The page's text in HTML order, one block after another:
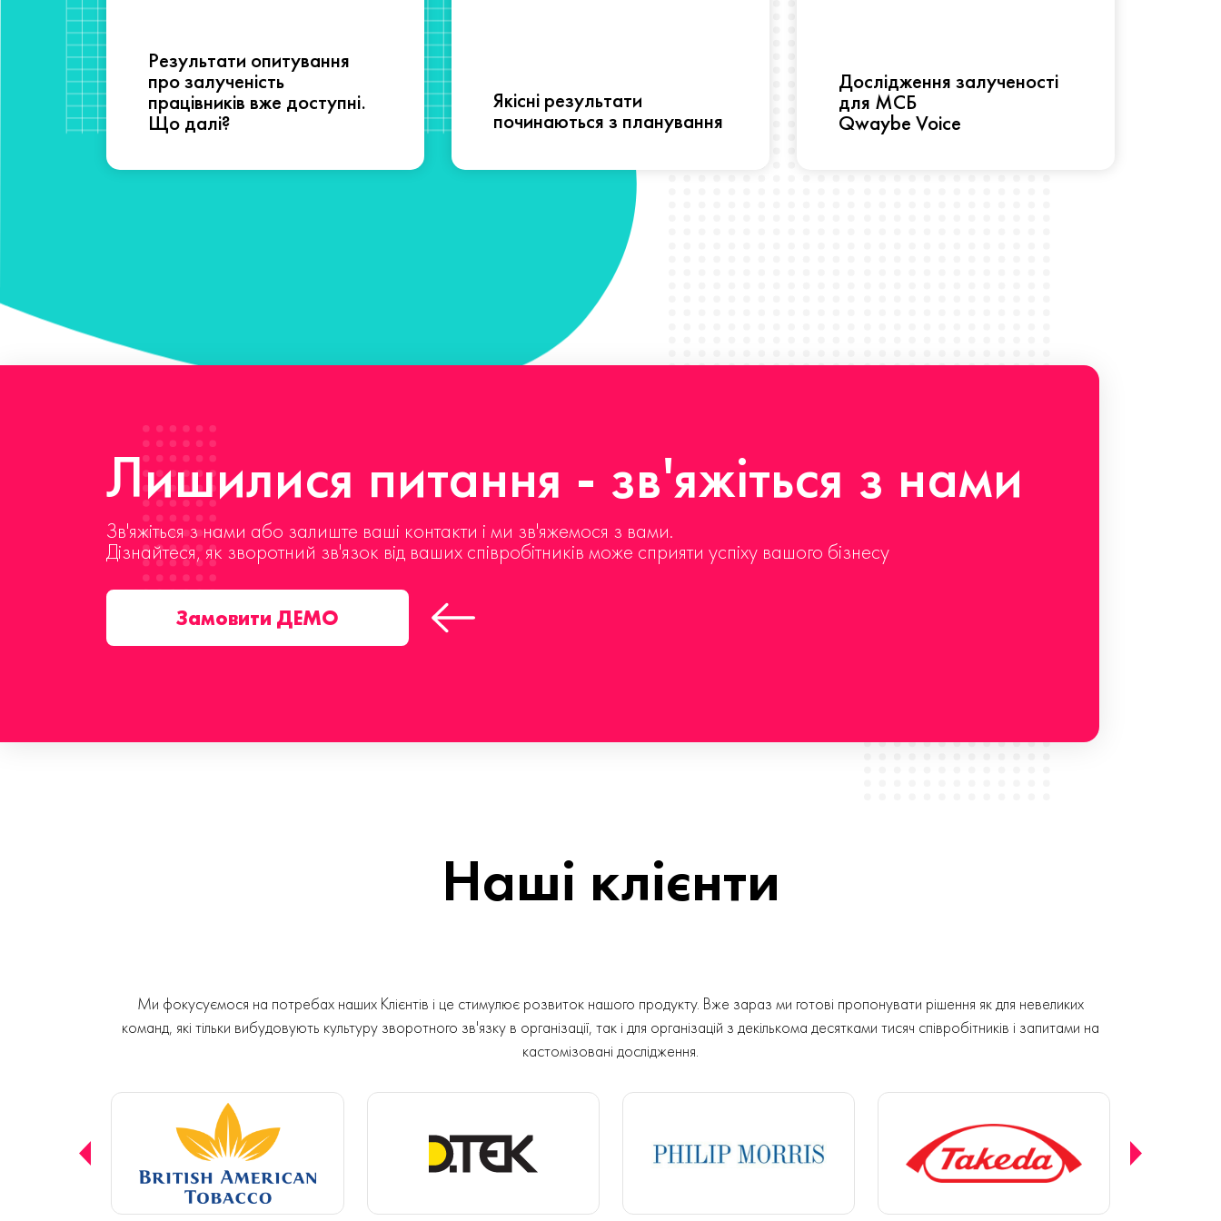
Результати опитування
про залученість
працівників вже доступні.
Що далі?
Якісні результати
починаються з планування
Дослідження залученості
для МСБ
Qwaybe Voice
Лишилися питання - зв'яжіться з нами
Зв'яжіться з нами або залиште ваші контакти і ми зв'яжемося з вами.
Дізнайтеся, як зворотний зв'язок від ваших співробітників може сприяти успіху вашого бізнесу
Замовити ДЕМО
Наші клієнти
Ми фокусуємося на потребах наших Клієнтів і це стимулює розвиток нашого продукту. Вже зараз ми готові пропонувати рішення як для невеликих
команд, які тільки вибудовують культуру зворотного зв'язку в організації, так і для організацій з декількома десятками тисяч співробітників і запитами на
кастомізовані дослідження.